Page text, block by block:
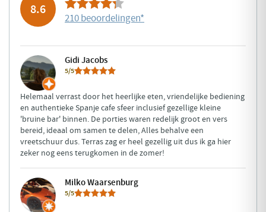
8.6
210 beoordelingen*
Gidi Jacobs
5/5
Helemaal verrast door het heerlijke eten, vriendelijke bediening
en authentieke Spanje cafe sfeer inclusief gezellige kleine
'bruine bar' binnen. De porties waren redelijk groot en vers
bereid, ideaal om samen te delen, Alles behalve een
vreetschuur dus. Terras zag er heel gezellig uit dus ik ga hier
zeker nog eens terugkomen in de zomer!
Milko Waarsenburg
5/5